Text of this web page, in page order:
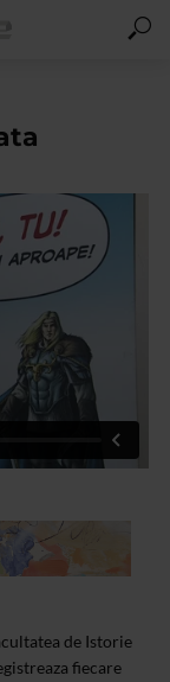
de Istorie
fiecare